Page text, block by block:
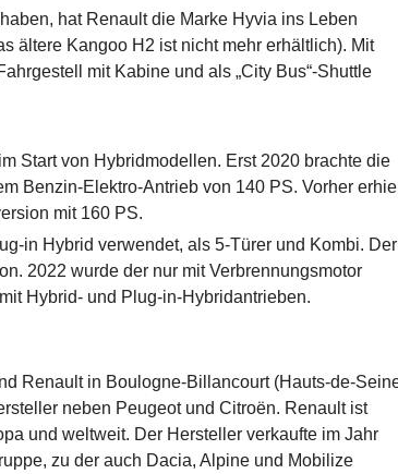
hat Renault die Marke Hyvia ins Leben
ältere Kangoo H2 ist nicht mehr erhältlich). Mit
mit Kabine und als „City Bus“-Shuttle
Start von Hybridmodellen. Erst 2020 brachte die
Benzin-Elektro-Antrieb von 140 PS. Vorher
mit 160 PS.
in Hybrid verwendet, als 5-Türer und Kombi. Der
2022 wurde der nur mit Verbrennungsmotor
Hybrid- und Plug-in-Hybridantrieben.
Renault in Boulogne-Billancourt (Hauts-de-
neben Peugeot und Citroën. Renault ist
und weltweit. Der Hersteller verkaufte im Jahr
zu der auch Dacia, Alpine und Mobilize